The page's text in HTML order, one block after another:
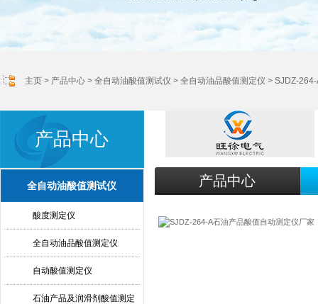
主页 > 产品中心 > 全自动油酸值测试仪 > 全自动油品酸值测定仪 > SJDZ-
产品中心
全自动油酸值测试仪
酸度测定仪
全自动油品酸值测定仪
自动酸值测定仪
石油产品及润滑剂酸值测定
产品中心